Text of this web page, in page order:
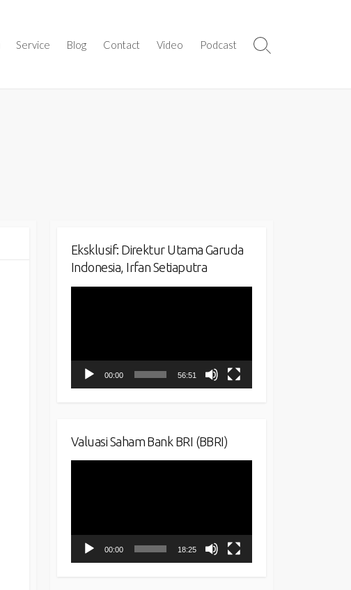
Service Blog Contact Video Podcast
Search
Eksklusif: Direktur Utama Garuda
Indonesia, Irfan Setiaputra
00:00 56:51
Valuasi Saham Bank BRI (BBRI)
00:00 18:25